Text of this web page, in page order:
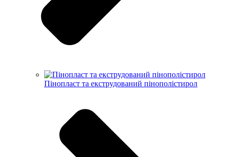
Пінопласт та екструдований пінополістирол